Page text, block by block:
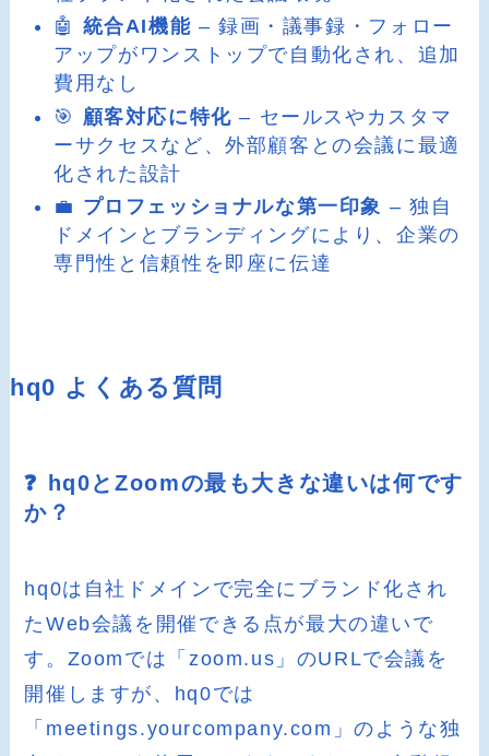
🤖 統合AI機能 – 録画・議事録・フォロー
アップがワンストップで自動化され、追加
費用なし
🎯 顧客対応に特化 – セールスやカスタマ
ーサクセスなど、外部顧客との会議に最適
化された設計
💼 プロフェッショナルな第一印象 – 独自
ドメインとブランディングにより、企業の
専門性と信頼性を即座に伝達
hq0 よくある質問
❓ hq0とZoomの最も大きな違いは何です
か？
hq0は自社ドメインで完全にブランド化され
たWeb会議を開催できる点が最大の違いで
す。Zoomでは「zoom.us」のURLで会議を
開催しますが、hq0では
「meetings.yourcompany.com」のような独